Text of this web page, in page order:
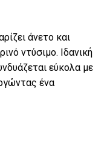
άνετο και
ντύσιμο. Ιδανική
εύκολα με
ένα